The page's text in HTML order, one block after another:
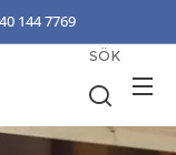
144 7769
SÖK